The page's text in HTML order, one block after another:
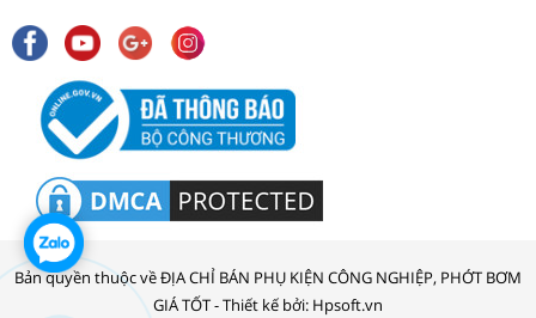
Bản quyền thuộc về ĐỊA CHỈ BÁN PHỤ KIỆN CÔNG NGHIỆP, PHỚT BƠM
GIÁ TỐT - Thiết kế bởi: Hpsoft.vn